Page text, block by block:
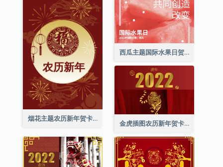
烟花主题农历新年贺卡
西瓜主题国际水果日贺卡
金虎插图农历新年贺卡